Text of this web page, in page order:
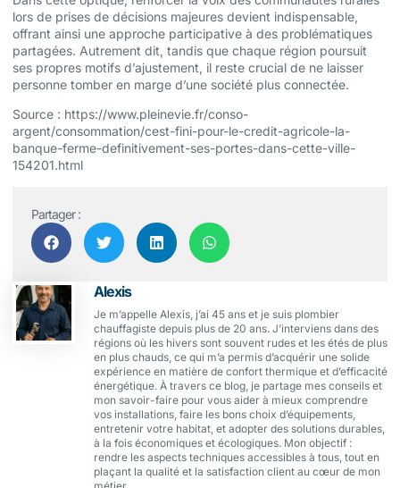
lors de prises de décisions majeures devient indispensable,
offrant ainsi une approche participative à des problématiques
partagées. Autrement dit, tandis que chaque région poursuit
ses propres motifs d’ajustement, il reste crucial de ne laisser
personne tomber en marge d’une société plus connectée.
Source : https://www.pleinevie.fr/conso-
argent/consommation/cest-fini-pour-le-credit-agricole-la-
banque-ferme-definitivement-ses-portes-dans-cette-ville-
154201.html
Partager :
Alexis
Je m’appelle Alexis, j’ai 45 ans et je suis plombier
chauffagiste depuis plus de 20 ans. J’interviens dans des
régions où les hivers sont souvent rudes et les étés de plus
en plus chauds, ce qui m’a permis d’acquérir une solide
expérience en matière de confort thermique et d’efficacité
énergétique. À travers ce blog, je partage mes conseils et
mon savoir-faire pour vous aider à mieux comprendre
vos installations, faire les bons choix d’équipements,
entretenir votre habitat, et adopter des solutions durables,
à la fois économiques et écologiques. Mon objectif :
rendre les aspects techniques accessibles à tous, tout en
plaçant la qualité et la satisfaction client au cœur de mon